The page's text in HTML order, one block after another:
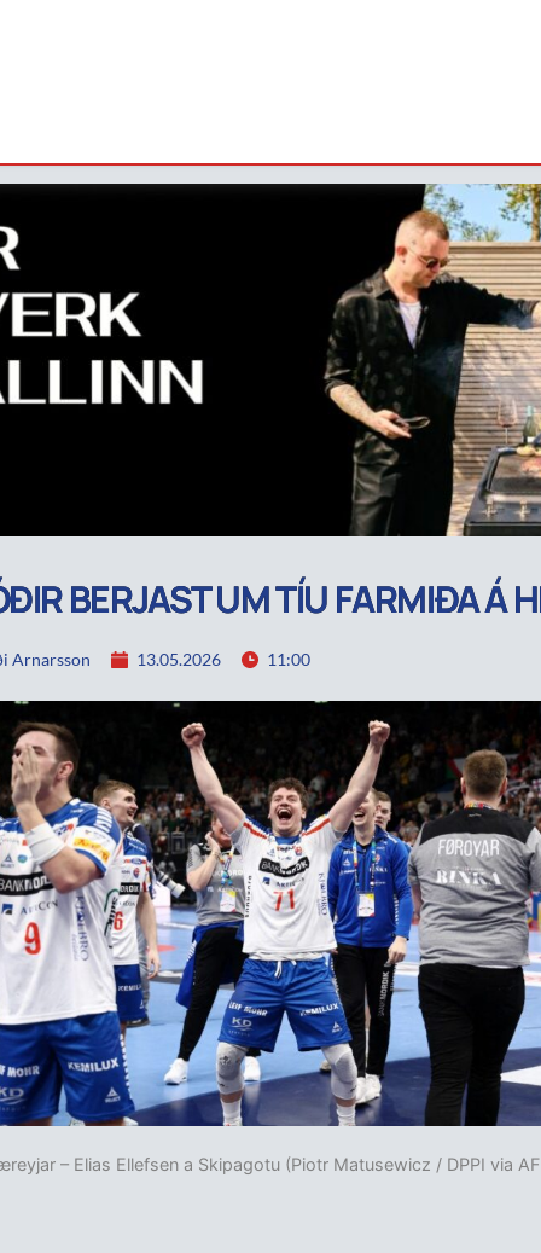
BERJAST UM TÍU FARMIÐA Á
Arnarsson 13.05.2026 11:00
– Elias Ellefsen a Skipagotu (Piotr Matusewicz / DPPI via